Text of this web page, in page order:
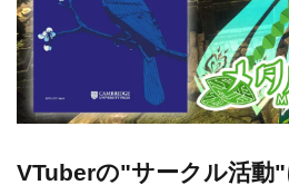
VTuberの"サークル活動